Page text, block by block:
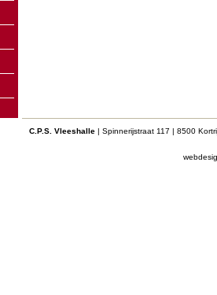
C.P.S. Vleeshalle | Spinnerijstraat 117 | 8500